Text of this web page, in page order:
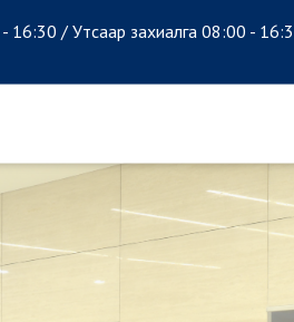
- 16:30 / Утсаар захиалга 08:00 -